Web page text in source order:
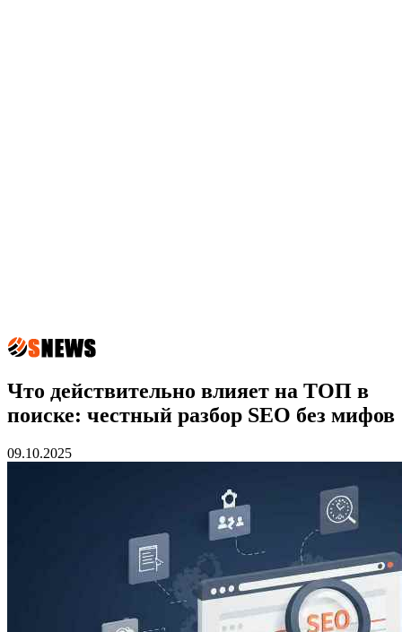
Что действительно влияет на ТОП в
поиске: честный разбор SEO без мифов
09.10.2025